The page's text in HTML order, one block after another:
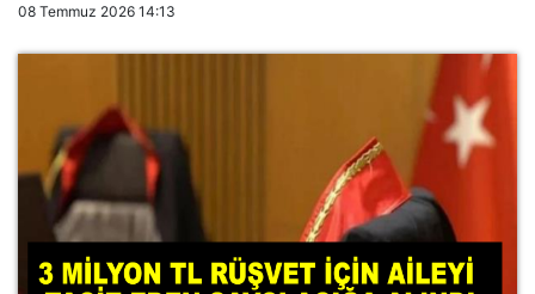
08 Temmuz 2026 14:13